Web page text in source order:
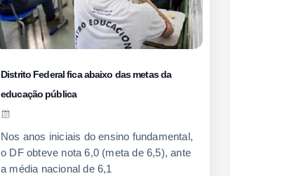
Distrito Federal fica abaixo das metas da
educação pública
Nos anos iniciais do ensino fundamental,
o DF obteve nota 6,0 (meta de 6,5), ante
a média nacional de 6,1